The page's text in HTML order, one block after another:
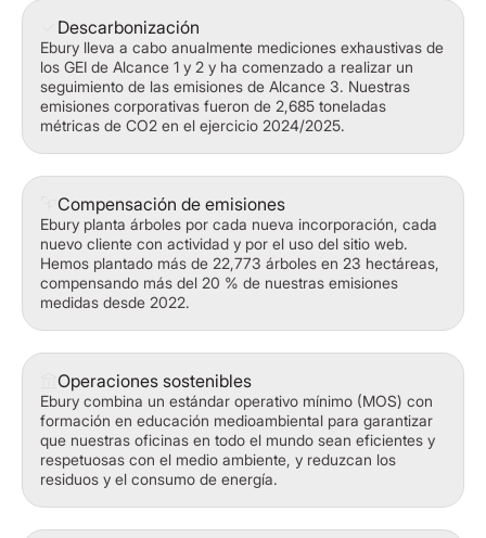
Descarbonización
Ebury lleva a cabo anualmente mediciones exhaustivas de
los GEI de Alcance 1 y 2 y ha comenzado a realizar un
seguimiento de las emisiones de Alcance 3. Nuestras
emisiones corporativas fueron de 2,685 toneladas
métricas de CO2 en el ejercicio 2024/2025.
Compensación de emisiones
Ebury planta árboles por cada nueva incorporación, cada
nuevo cliente con actividad y por el uso del sitio web.
Hemos plantado más de 22,773 árboles en 23 hectáreas,
compensando más del 20 % de nuestras emisiones
medidas desde 2022.
Operaciones sostenibles
Ebury combina un estándar operativo mínimo (MOS) con
formación en educación medioambiental para garantizar
que nuestras oficinas en todo el mundo sean eficientes y
respetuosas con el medio ambiente, y reduzcan los
residuos y el consumo de energía.